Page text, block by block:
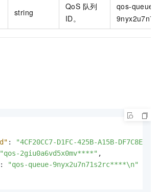
string
QoS 队列
ID。
qos-queue-
:
"4CF20CC7-D1FC-425B-A15B-
"qos-2giu0a6vd5x0mv****" ,
:
"qos-queue-9nyx2u7n71s2rc****\n"